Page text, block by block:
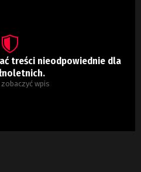
treści nieodpowiednie dla
wpis